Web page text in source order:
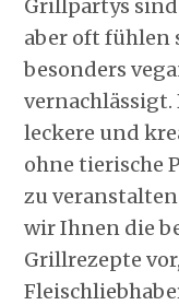
Grillpartys
aber oft fühlen
besonders
vernachlässigt.
leckere und
ohne tierische
zu
wir Ihnen die
Grillrezepte